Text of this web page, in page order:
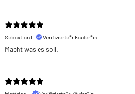
Sebastian L.
Verifizierte*r Käufer*in
Macht was es soll.